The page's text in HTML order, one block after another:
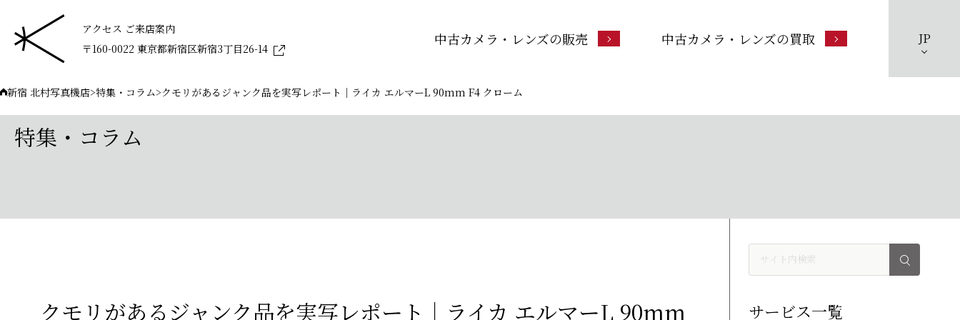
アクセス ご来店案内
〒160-0022 東京都新宿区新宿3丁目26-14
中古カメラ・レンズの販売 中古カメラ・レンズの買取 JP
新宿 北村写真機店>特集・コラム>クモリがあるジャンク品を実写レポート｜ライカ エルマーL 90mm F4 クローム
特集・コラム
クモリがあるジャンク品を実写レポート｜ライカ エルマーL 90mm サービス一覧